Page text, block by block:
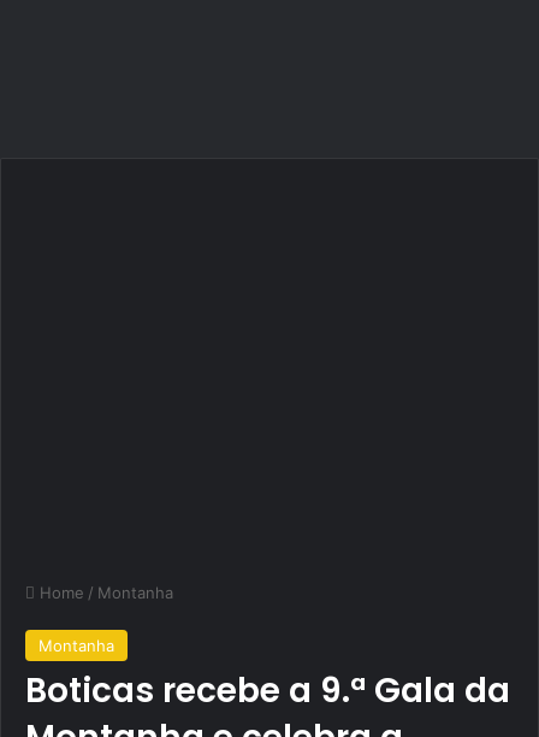
Home / Montanha
Montanha
Boticas recebe a 9.ª Gala da